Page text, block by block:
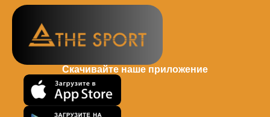
Скачивайте наше приложение